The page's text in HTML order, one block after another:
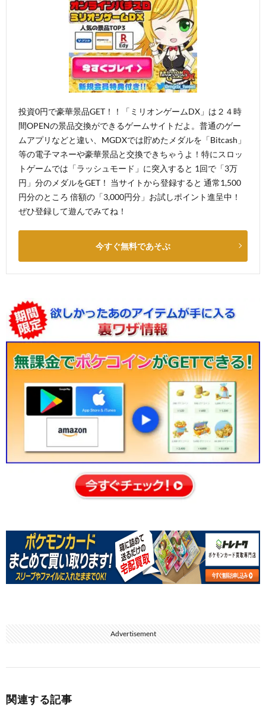
投資0円で豪華景品GET！！「ミリオンゲームDX」は２４時
間OPENの景品交換ができるゲームサイトだよ。普通のゲー
ムアプリなどと違い、MGDXでは貯めたメダルを「Bitcash」
等の電子マネーや豪華景品と交換できちゃうよ！特にスロッ
トゲームでは「ラッシュモード」に突入すると 1回で「3万
円」分のメダルをGET！ 当サイトから登録すると 通常1,500
円分のところ 倍額の「3,000円分」お試しポイント進呈中！
ぜひ登録して遊んでみてね！
今すぐ無料であそぶ
Advertisement
関連する記事